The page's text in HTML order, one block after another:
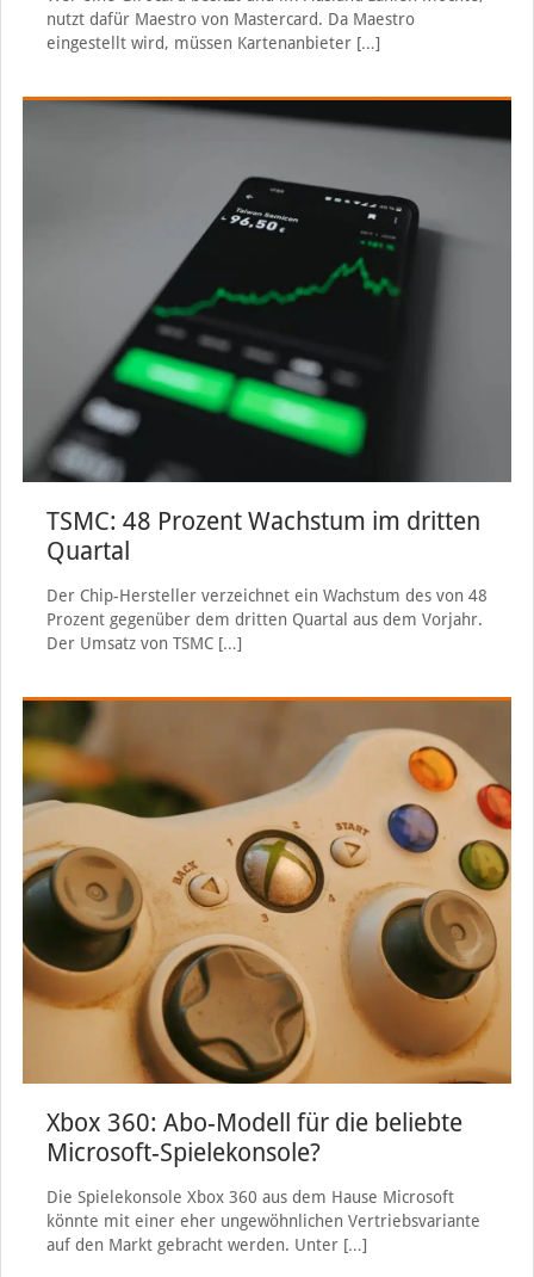
nutzt dafür Maestro von Mastercard. Da Maestro
eingestellt wird, müssen Kartenanbieter[…]
TSMC: 48 Prozent Wachstum im dritten
Quartal
Der Chip-Hersteller verzeichnet ein Wachstum des von 48
Prozent gegenüber dem dritten Quartal aus dem Vorjahr.
Der Umsatz von TSMC[…]
Xbox 360: Abo-Modell für die beliebte
Microsoft-Spielekonsole?
Die Spielekonsole Xbox 360 aus dem Hause Microsoft
könnte mit einer eher ungewöhnlichen Vertriebsvariante
auf den Markt gebracht werden. Unter[…]